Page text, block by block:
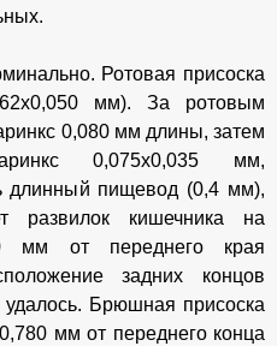
Ротовая присоска
мм). За ротовым
0,080 мм длины, затем
0,075x0,035 мм,
длинный пищевод (0,4 мм),
развилок кишечника на
мм от переднего края
задних концов
Брюшная присоска
мм от переднего конца